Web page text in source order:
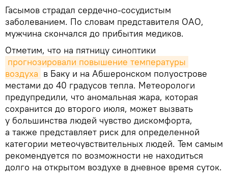
Гасымов страдал сердечно-сосудистым
заболеванием. По словам представителя ОАО,
мужчина скончался до прибытия медиков.
Отметим, что на пятницу синоптики
прогнозировали повышение температуры
воздуха в Баку и на Абшеронском полуострове
местами до 40 градусов тепла. Метеорологи
предупредили, что аномальная жара, которая
сохранится до второго июля, может вызвать
у большинства людей чувство дискомфорта,
а также представляет риск для определенной
категории метеочувствительных людей. Тем самым
рекомендуется по возможности не находиться
долго на открытом воздухе в дневное время суток.